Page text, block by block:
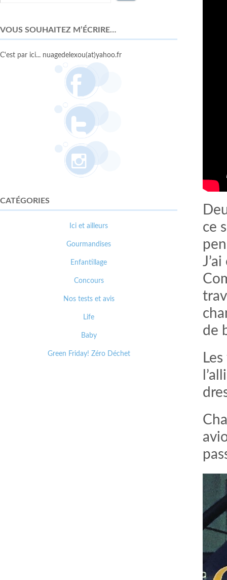
ce
de
VOUS SOUHAITEZ M’ÉCRIRE…
C'est par ici... nuagedelexou(at)yahoo.fr
CATÉGORIES
Ici et ailleurs
Gourmandises
Enfantillage
Concours
Nos tests et avis
Life
Baby
Green Friday! Zéro Déchet